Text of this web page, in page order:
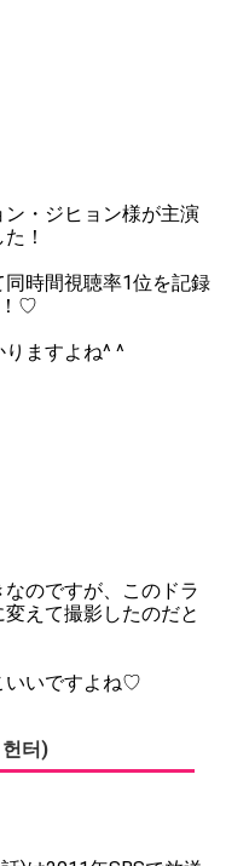
・ジヒョン様が主演
！
時間視聴率1位を記録
！♡
ますよね^ ^
のですが、このドラ
えて撮影したのだと
いいですよね♡
터)